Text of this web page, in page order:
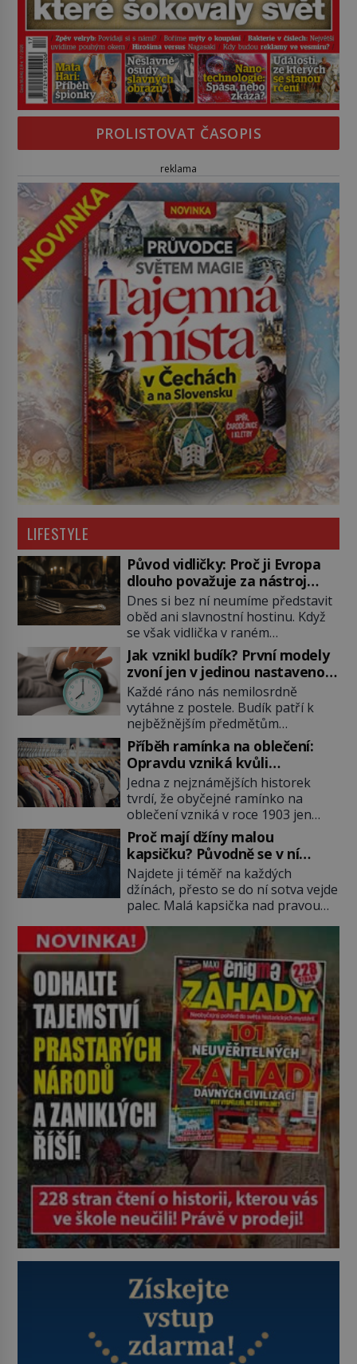
PROLISTOVAT ČASOPIS
reklama
LIFESTYLE
Původ vidličky: Proč ji Evropa
dlouho považuje za nástroj
samotného satana?
Dnes si bez ní neumíme představit
oběd ani slavnostní hostinu. Když
se však vidlička v raném
středověku objevuje na evropských
stolech, vzbuzuje pohoršení,
posměch i strach. Mnozí duchovní ji
označují za projev pýchy a
zbytečného přepychu, někteří
dokonce za nástroj ďábla. Trvá
téměř sedm století, než se z
opovrhovaného předmětu stává
nepostradatelná součást stolování.
První […]
Jak vznikl budík? První modely
zvoní jen v jedinou nastavenou
hodinu
Každé ráno nás nemilosrdně
vytáhne z postele. Budík patří k
nejběžnějším předmětům
domácnosti, jeho cesta k dnešní
podobě je ale překvapivě dlouhá.
První lidé se probouzejí podle
slunce, kohoutů nebo kostelních
zvonů. Když se konečně objeví
první skutečný mechanický budík,
má jednu zásadní nevýhodu,
zazvoní pouze ve čtyři hodiny ráno
a jiný čas nastavit neumí. […]
Příběh ramínka na oblečení:
Opravdu vzniká kvůli
zapomenutému kabátu?
Jedna z nejznámějších historek
tvrdí, že obyčejné ramínko na
oblečení vzniká v roce 1903 jen
proto, že zaměstnanec americké
továrny nenajde volný věšák na
kabát. Je to ale skutečně pravda?
Historici upozorňují, že příběh je
zčásti legendou. Moderní drátěné
ramínko skutečně vzniká na
začátku 20. století, jeho kořeny
však sahají mnohem hlouběji a
podílí se […]
Proč mají džíny malou
kapsičku? Původně se v ní
schovávají kapesní hodinky, ne
mince
Najdete ji téměř na každých
džínách, přesto se do ní sotva vejde
palec. Malá kapsička nad pravou
celé generace. Někdo do ní
schovává mince, jiný zapalovač
nebo sluchátka. Její skutečný
původ je ale mnohem starší než
mobilní telefony i drobné do
automatu. Vzniká kvůli předmětu,
bez něhož si muži 19. […]